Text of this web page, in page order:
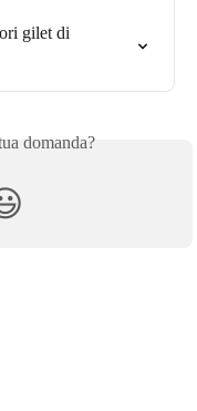
gilet di
domanda?